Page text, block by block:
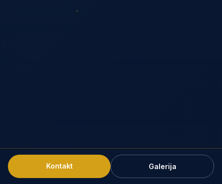
Kontakt Galerija